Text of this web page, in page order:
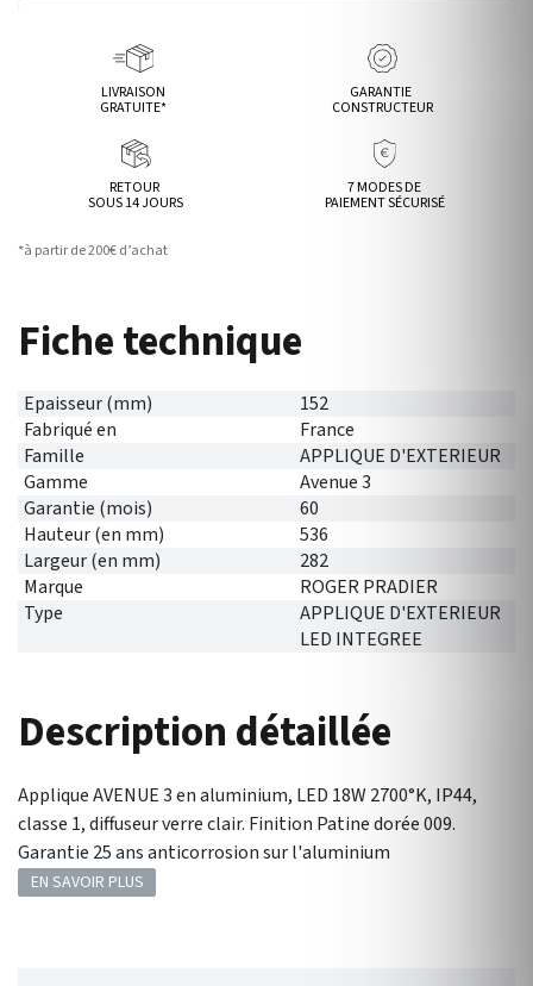
LIVRAISON
GRATUITE*
GARANTIE
CONSTRUCTEUR
RETOUR
SOUS 14 JOURS
7 MODES DE
PAIEMENT SÉCURISÉ
*à partir de 200€ d’achat
Fiche technique
Epaisseur (mm)
152
Fabriqué en
France
Famille
APPLIQUE D'EXTERIEUR
Gamme
Avenue 3
Garantie (mois)
60
Hauteur (en mm)
536
Largeur (en mm)
282
Marque
ROGER PRADIER
Type
APPLIQUE D'EXTERIEUR
LED INTEGREE
Description détaillée
Applique AVENUE 3 en aluminium, LED 18W 2700°K, IP44,
classe 1, diffuseur verre clair. Finition Patine dorée 009.
Garantie 25 ans anticorrosion sur l'aluminium
EN SAVOIR PLUS